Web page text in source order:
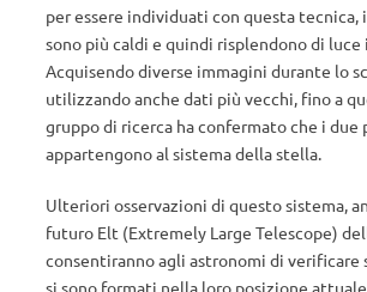
per essere individuati con questa tecnica,
sono più caldi e quindi risplendono di luce
Acquisendo diverse immagini durante lo
utilizzando anche dati più vecchi, fino a
gruppo di ricerca ha confermato che i due
appartengono al sistema della stella.
Ulteriori osservazioni di questo sistema,
futuro Elt (Extremely Large Telescope)
consentiranno agli astronomi di verificare
si sono formati nella loro posizione